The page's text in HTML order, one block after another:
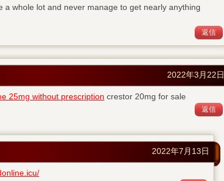
whole lot and never manage to get nearly anything
返信
2022年3月22日
25mg without prescription crestor 20mg for sale
返信
2022年7月13日